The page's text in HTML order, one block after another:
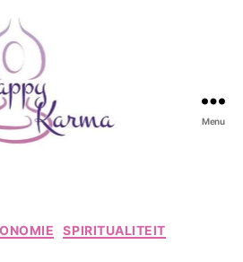
Menu
Categorieën
SPIRITUALITEIT